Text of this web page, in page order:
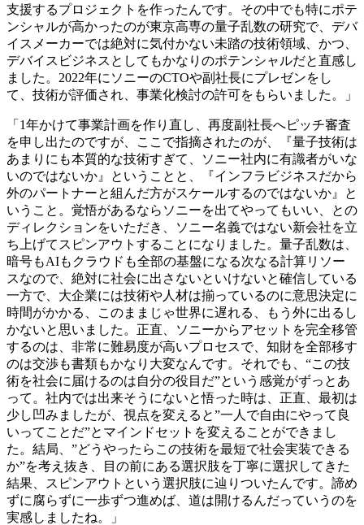
支援するプロジェクトを作ったんです。その中でも特にポテ
ンシャルが高かったのが東京高専の量子乱数の研究で、デバ
イスメーカーでは絶対に気付かない未踏の技術領域、かつ、
デバイスビジネスとしてもかなりのポテンシャルだと直感し
ました。2022年にソニーのCTOや副社長にプレゼンをし
て、技術が評価され、事業化検討の許可をもらいました。」
「1年かけて事業計画を作り直し、再度副社長へピッチ審査
を申し出たのですが、ここで指摘されたのが、『量子技術は
あまりにも本質的な技術すぎて、ソニー社内に有識者がいな
いのではないか』ということと、『インフラビジネスだから
外のパートナーと組んだ方がスケールするのではないか』と
いうこと。覚悟があるならソニーを出てやってもいい、との
ディレクションをいただき、ソニー名義ではない新会社を立
ち上げてスピンアウトすることになりました。量子乱数は、
暗号もAIもクラウドも全部の基盤になる次なる計算リソー
スなので、絶対に社会に出さないといけないと確信している
一方で、大企業には技術や人材は揃っているのに意思決定に
時間がかかる、このままじゃ世界に遅れる、もう外に出るし
かないと思いました。正直、ソニーからアセットを完全移管
するのは、非常に難易度が高いプロセスで、知財を全部移す
のは交渉も書類もかなり大変なんです。それでも、“この技
術を社会に届けるのは自分の役目だ”という感覚がずっとあ
って。社内では出来そうにないと悟った時は、正直、最初は
少し凹みましたが、視点を変えると”一人で自由にやって良
いってことだ”とマインドセットを変えることができまし
た。結局、”どうやったらこの技術を最短で社会実装できる
か”を考え抜き、目の前にある選択肢を丁寧に選択してきた
結果、スピンアウトという選択肢に辿りついたんです。諦め
ずに腐らずに一歩ずつ進めば、道は開けるんだっていうのを
実感しましたね。」